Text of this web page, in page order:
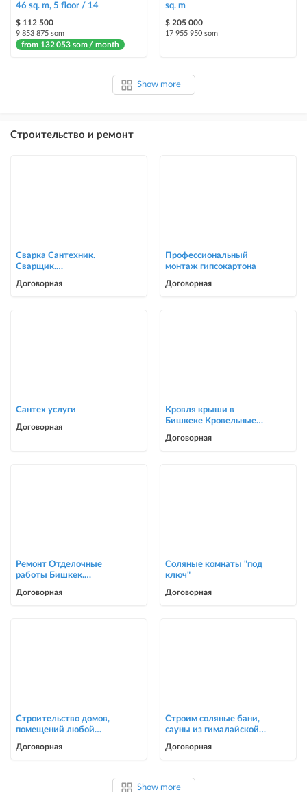
46 sq. m, 5 floor / 14
$ 112 500
9 853 875 som
from 132 053 som / month
sq. m
$ 205 000
17 955 950 som
Show more
Строительство и ремонт
Сварка Сантехник.
Сварщик.
сварочные работы в Биш
Договорная
Профессиональный
монтаж гипсокартона
Договорная
Сантех услуги
Договорная
Кровля крыши в
Бишкеке Кровельные
Договорная
Ремонт Отделочные
работы Бишкек.
0705446944
Договорная
Соляные комнаты "под
ключ"
Договорная
Строительство домов,
помещений любой
Договорная
Строим соляные бани,
сауны из гималайской
Договорная
Show more